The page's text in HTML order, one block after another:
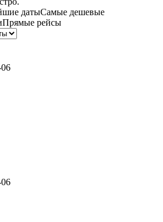
датыСамые дешевые
Прямые рейсы